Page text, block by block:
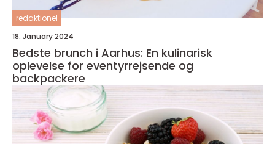
redaktionel
18. January 2024
Bedste brunch i Aarhus: En kulinarisk
oplevelse for eventyrrejsende og
backpackere